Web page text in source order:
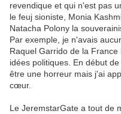
revendique et qui n'est pas
le feuj sioniste, Monia
Natacha Polony la
Par exemple, je n'avais
Raquel Garrido de la
idées politiques. En début
être une horreur mais j'ai
cœur.
Le JeremstarGate a tout de